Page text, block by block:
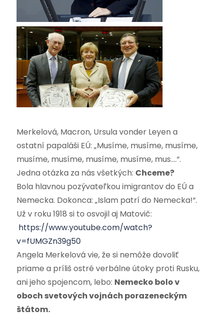
Merkelová, Macron, Ursula vonder Leyen a
ostatní papaláši EÚ: „Musíme, musíme, musíme,
musíme, musíme, musíme, musíme, mus….“.
Jedna otázka za nás všetkých: Chceme?
Bola hlavnou pozývateľkou imigrantov do EÚ a
Nemecka. Dokonca: „Islam patrí do Nemecka!“.
Už v roku 1918 si to osvojil aj Matovič:
https://www.youtube.com/watch?
v=fUMGZn39g50
Angela Merkelová vie, že si nemôže dovoliť
priame a príliš ostré verbálne útoky proti Rusku,
ani jeho spojencom, lebo: Nemecko bolo v
oboch svetových vojnách porazeneckým
štátom.